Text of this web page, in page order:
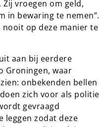
vroegen om geld,
in bewaring te nemen”.
op deze manier te
aan bij eerdere
Groningen, waar
onbekenden bellen
zich voor als politie
gevraagd
leggen zodat deze